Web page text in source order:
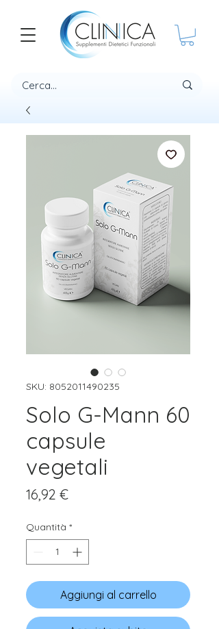
SKU: 8052011490235
Solo G-Mann 60
capsule
vegetali
16,92 €Prezzo
Quantità *
Aggiungi al carrello